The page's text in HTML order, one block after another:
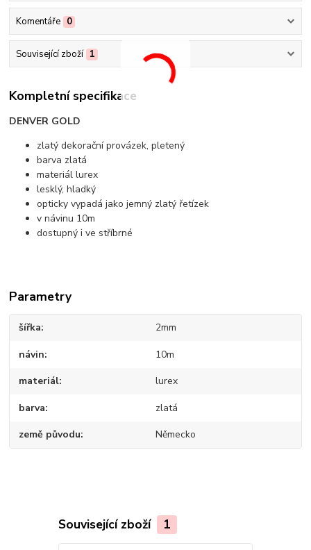
Komentáře 0
Související zboží 1
Kompletní specifikace
DENVER GOLD
zlatý dekorační provázek, pletený
barva zlatá
materiál lurex
lesklý, hladký
opticky vypadá jako jemný zlatý řetízek
v návinu 10m
dostupný i ve stříbrné
Parametry
šířka 2mm
návin 10m
materiál lurex
barva zlatá
země původu Německo
Související zboží 1